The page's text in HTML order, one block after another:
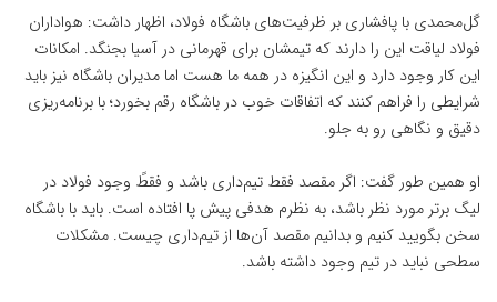
گل‌محمدی با پافشاری بر ظرفیت‌های باشگاه فولاد، اظهار داشت: هواداران
فولاد لیاقت این را دارند که تیمشان برای قهرمانی در آسیا بجنگد. امکانات
این کار وجود دارد و این انگیزه در همه ما هست اما مدیران باشگاه نیز باید
شرایطی را فراهم کنند که اتفاقات خوب در باشگاه رقم بخورد؛ با برنامه‌ریزی
دقیق و نگاهی رو به جلو.
او همین طور گفت: اگر مقصد فقط تیم‌داری باشد و فقطً وجود فولاد در
لیگ برتر مورد نظر باشد، به نظرم هدفی پیش پا افتاده است. باید با باشگاه
سخن بگویید کنیم و بدانیم مقصد آن‌ها از تیم‌داری چیست. مشکلات
سطحی نباید در تیم وجود داشته باشد.